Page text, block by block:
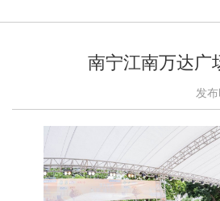
南宁江南万达广
发